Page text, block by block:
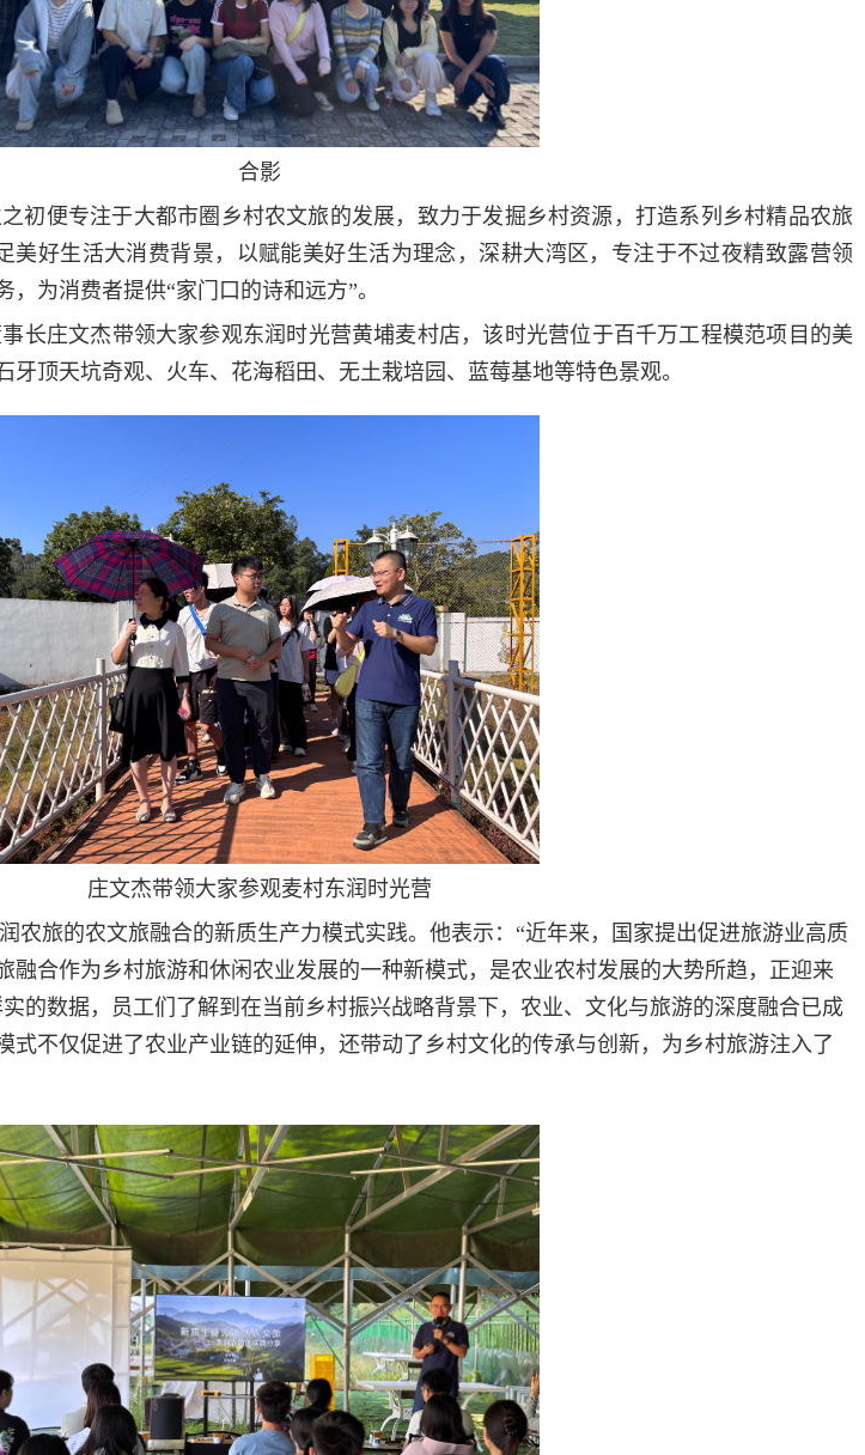
合影
初便专注于大都市圈乡村农文旅的发展，致力于发掘乡村资源，打造系列乡村精品农旅
美好生活大消费背景，以赋能美好生活为理念，深耕大湾区，专注于不过夜精致露营领
为消费者提供“家门口的诗和远方”。
长庄文杰带领大家参观东润时光营黄埔麦村店，该时光营位于百千万工程模范项目的美
牙顶天坑奇观、火车、花海稻田、无土栽培园、蓝莓基地等特色景观。
庄文杰带领大家参观麦村东润时光营
农旅的农文旅融合的新质生产力模式实践。他表示：“近年来，国家提出促进旅游业高质
融合作为乡村旅游和休闲农业发展的一种新模式，是农业农村发展的大势所趋，正迎来
的数据，员工们了解到在当前乡村振兴战略背景下，农业、文化与旅游的深度融合已成
式不仅促进了农业产业链的延伸，还带动了乡村文化的传承与创新，为乡村旅游注入了